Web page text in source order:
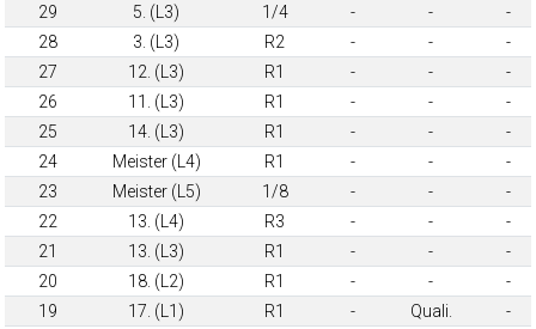
29
5. (L3) 1/4 - -
-
28
3. (L3) R2 - -
-
27
12. (L3) R1 - -
-
26
11. (L3) R1 - -
-
25
14. (L3) R1 - -
-
24
Meister (L4) R1 - -
-
23
Meister (L5) 1/8 - -
-
22
13. (L4) R3 - -
-
21
13. (L3) R1 - -
-
20
18. (L2) R1 - -
-
19
17. (L1) R1 - Quali.
-